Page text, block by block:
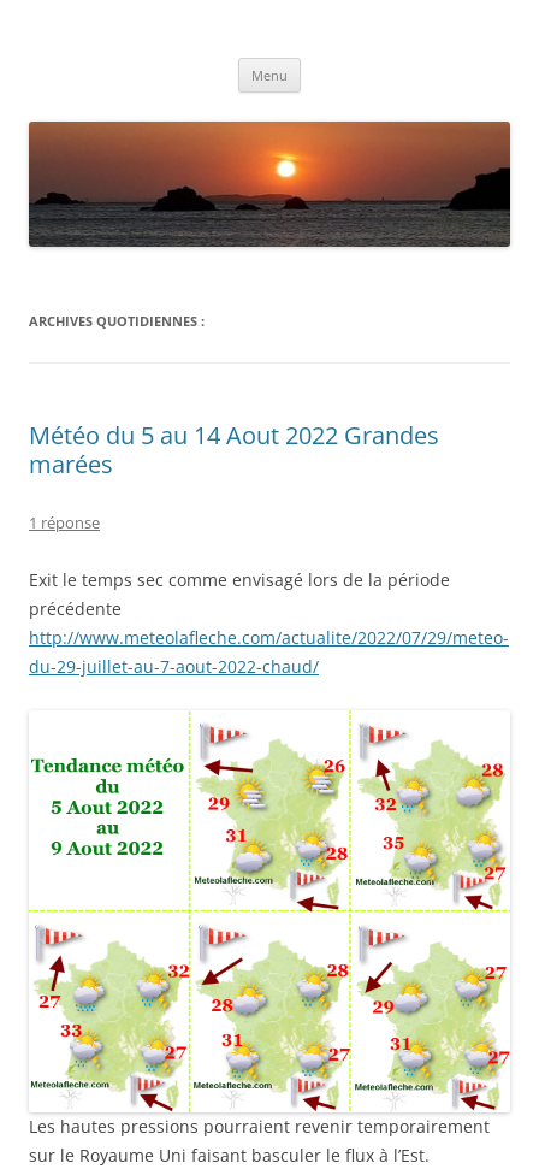
Menu
ARCHIVES QUOTIDIENNES :
Météo du 5 au 14 Aout 2022 Grandes
marées
1 réponse
Exit le temps sec comme envisagé lors de la période
précédente
http://www.meteolafleche.com/actualite/2022/07/29/meteo-
du-29-juillet-au-7-aout-2022-chaud/
Les hautes pressions pourraient revenir temporairement
sur le Royaume Uni faisant basculer le flux à l’Est.